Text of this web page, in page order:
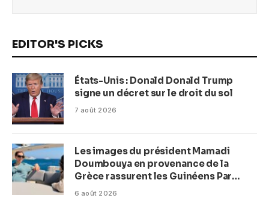
EDITOR'S PICKS
États-Unis : Donald Donald Trump
signe un décret sur le droit du sol
7 août 2026
Les images du président Mamadi
Doumbouya en provenance de la
Grèce rassurent les Guinéens Par
(Macka Baldé)
6 août 2026